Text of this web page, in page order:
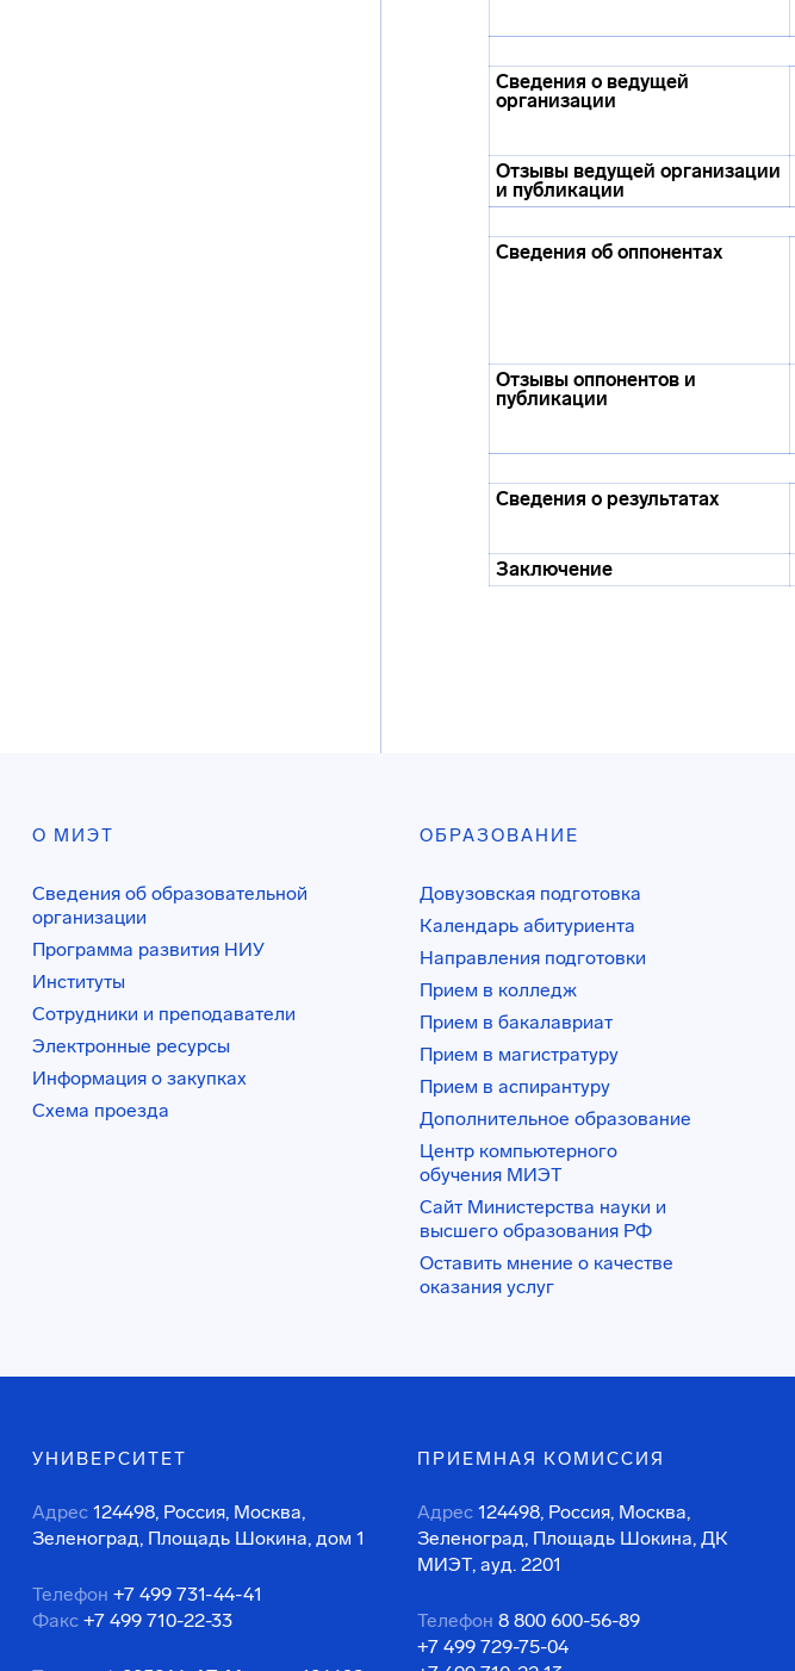
Сведения о ведущей
организации
Отзывы ведущей организации
и публикации
Сведения об оппонентах
Отзывы оппонентов и
публикации
Сведения о результатах
Заключение
О МИЭТ
Сведения об образовательной
организации
Программа развития НИУ
Институты
Сотрудники и преподаватели
Электронные ресурсы
Информация о закупках
Схема проезда
ОБРАЗОВАНИЕ
Довузовская подготовка
Календарь абитуриента
Направления подготовки
Прием в колледж
Прием в бакалавриат
Прием в магистратуру
Прием в аспирантуру
Дополнительное образование
Центр компьютерного
обучения МИЭТ
Сайт Министерства науки и
высшего образования РФ
Оставить мнение о качестве
оказания услуг
УНИВЕРСИТЕТ
Адрес 124498, Россия, Москва,
Зеленоград, Площадь Шокина, дом 1
Телефон +7 499 731-44-41
Факс +7 499 710-22-33
ПРИЕМНАЯ КОМИССИЯ
Адрес 124498, Россия, Москва,
Зеленоград, Площадь Шокина, ДК
МИЭТ, ауд. 2201
Телефон 8 800 600-56-89
+7 499 729-75-04